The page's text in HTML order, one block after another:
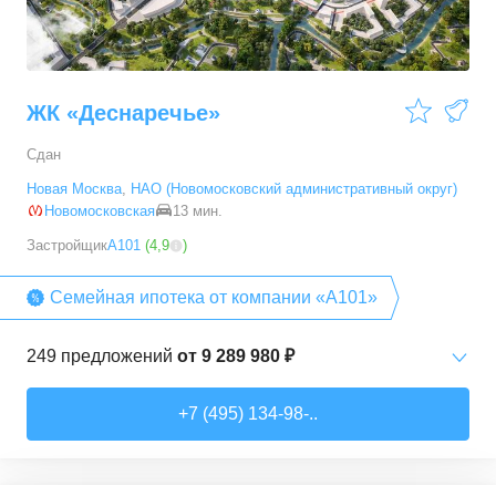
54,28–88,2м² 19 предложений
ЖК «Деснаречье»
Сдан
Новая Москва, НАО (Новомосковский административный округ)
Новомосковская
13 мин.
ЗастройщикА101 (4,9 )
Семейная ипотека от компании «А101»
249 предложений от 9 289 980 ₽
+7 (495) 134-98-..